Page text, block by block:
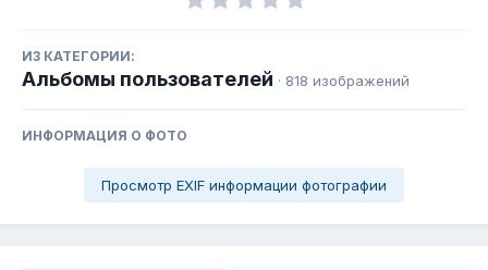
ИЗ КАТЕГОРИИ:
Альбомы пользователей · 818 изображений
ИНФОРМАЦИЯ О ФОТО
Просмотр EXIF информации фотографии